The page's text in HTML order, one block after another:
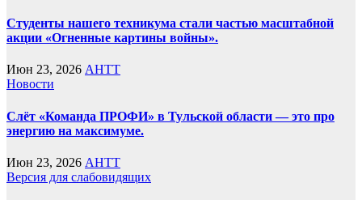
Студенты нашего техникума стали частью масштабной
акции «Огненные картины войны».
Июн 23, 2026 AHTT
Новости
Слёт «Команда ПРОФИ» в Тульской области — это про
энергию на максимуме.
Июн 23, 2026 AHTT
Версия для слабовидящих